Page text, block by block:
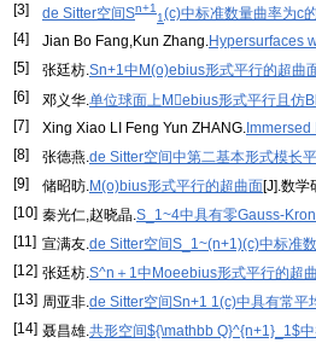
[3]
de Sitter空间Sn+1
1(c)中标准数量曲率为c
[4]
Jian Bo Fang,Kun Zhang.Hypersurfaces
[5]
张廷枋.Sn+1中M(o)ebius形式平行的超曲
[6]
邓义华.单位球面上Mebius形式平行且仿
[7]
Xing Xiao LI Feng Yun ZHANG.
[8]
张德燕.de Sitter空间中第二基本形式模长
[9]
储昭昉.M(o)bius形式平行的超曲面[J].数学
[10] 秦光仁,赵晓晶.S_1~4中具有零Gauss-
[11] 宣满友.de Sitter空间S_1~(n+1)(c)中标准
[12] 张廷枋.S^n＋1中Moeebius形式平行的超
[13] 周亚非.de Sitter空间Sn+1 1(c)中具有常平
[14] 聂昌雄.共形空间${\mathbb Q}^{n+1}_1$